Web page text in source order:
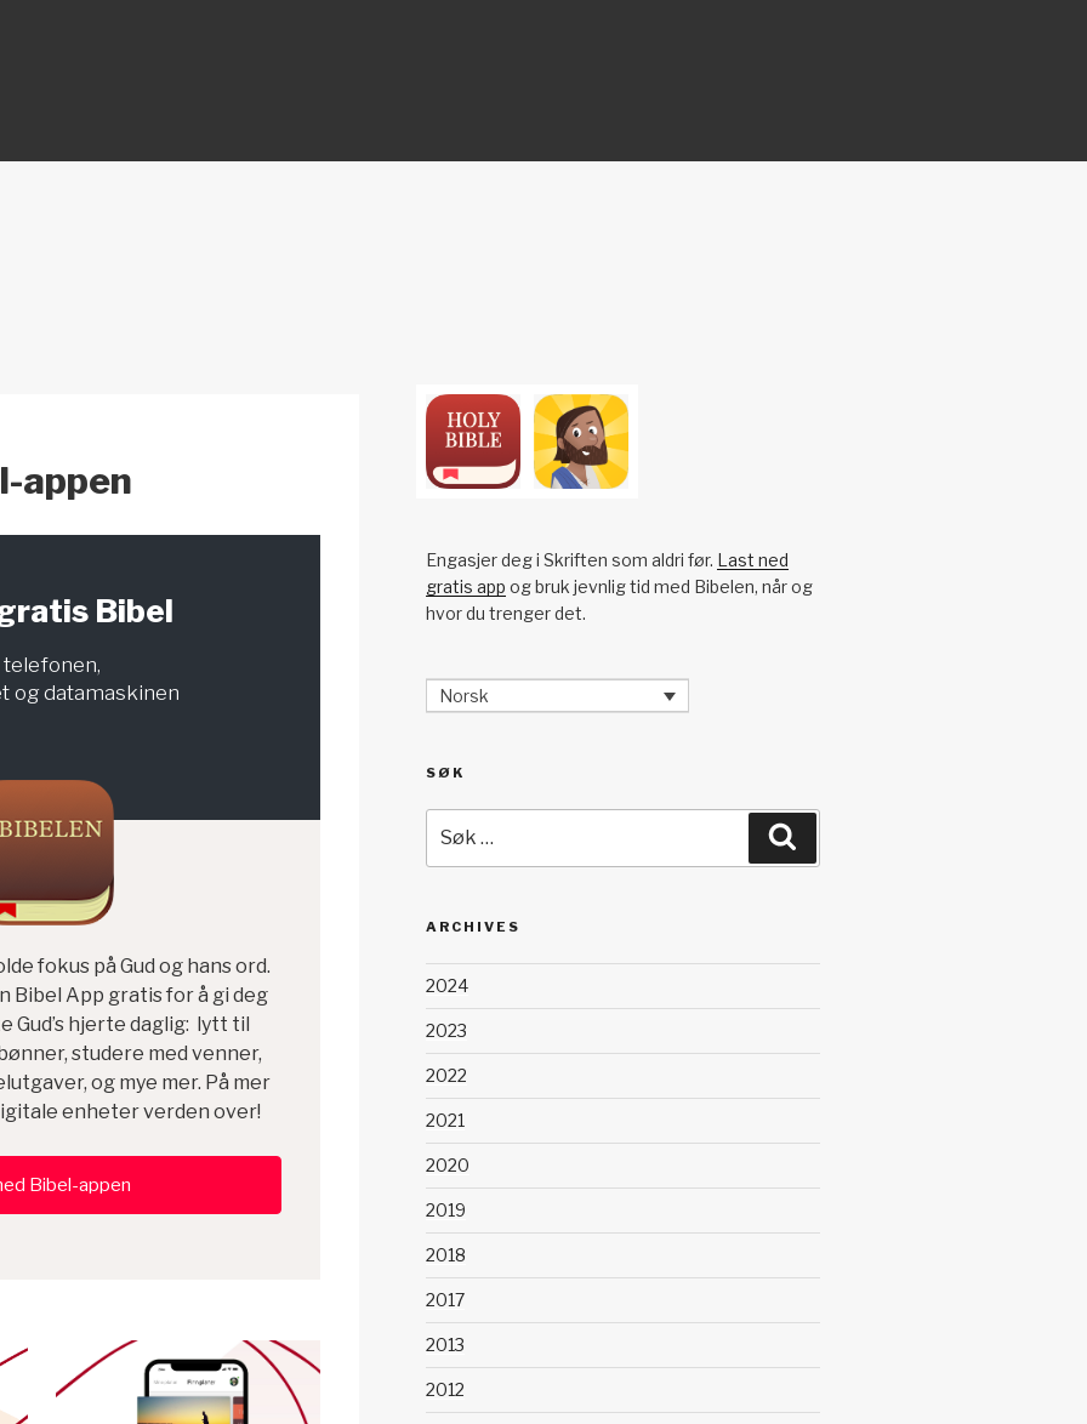
appen
Bibel
og datamaskinen
fokus på Gud og hans ord.
Bibel App gratis for å gi deg
Gud’s hjerte daglig: lytt til
studere med venner,
og mye mer. På mer
enheter verden over!
Bibel-appen
Engasjer deg i Skriften som aldri før. Last ned
gratis app og bruk jevnlig tid med Bibelen, når og
hvor du trenger det.
Norsk
SØK
etter:
ARCHIVES
2024
2023
2022
2021
2020
2019
2018
2017
2013
2012